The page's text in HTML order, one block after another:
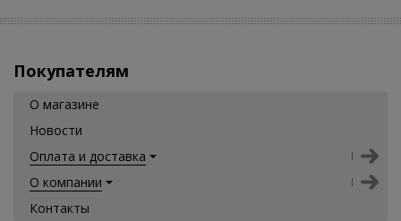
Покупателям
О магазине
Новости
Оплата и доставка
О компании
Контакты